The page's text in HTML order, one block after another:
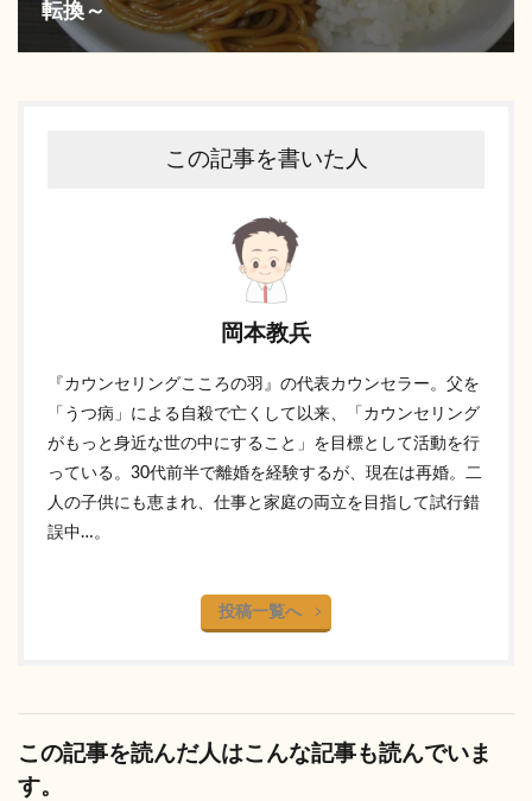
転換～
この記事を書いた人
岡本教兵
『カウンセリングこころの羽』の代表カウンセラー。父を
「うつ病」による自殺で亡くして以来、「カウンセリング
がもっと身近な世の中にすること」を目標として活動を行
っている。30代前半で離婚を経験するが、現在は再婚。二
人の子供にも恵まれ、仕事と家庭の両立を目指して試行錯
誤中…。
投稿一覧へ
この記事を読んだ人はこんな記事も読んでいま
す。